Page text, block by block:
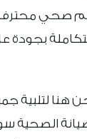
صحي
بجودة
هنا لتلبية
الصحية